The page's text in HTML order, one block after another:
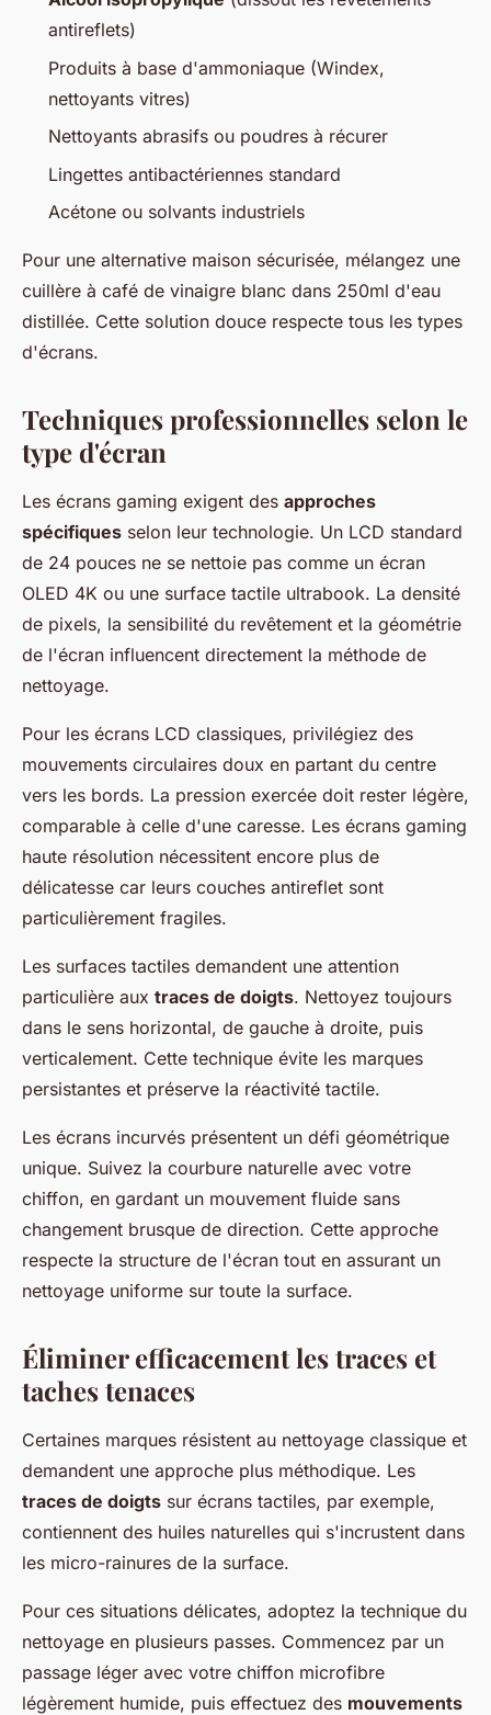
antireflets)
Produits à base d'ammoniaque (Windex,
nettoyants vitres)
Nettoyants abrasifs ou poudres à récurer
Lingettes antibactériennes standard
Acétone ou solvants industriels
Pour une alternative maison sécurisée, mélangez une
cuillère à café de vinaigre blanc dans 250ml d'eau
distillée. Cette solution douce respecte tous les types
d'écrans.
Techniques professionnelles selon le
type d'écran
Les écrans gaming exigent des approches
spécifiques selon leur technologie. Un LCD standard
de 24 pouces ne se nettoie pas comme un écran
OLED 4K ou une surface tactile ultrabook. La densité
de pixels, la sensibilité du revêtement et la géométrie
de l'écran influencent directement la méthode de
nettoyage.
Pour les écrans LCD classiques, privilégiez des
mouvements circulaires doux en partant du centre
vers les bords. La pression exercée doit rester légère,
comparable à celle d'une caresse. Les écrans gaming
haute résolution nécessitent encore plus de
délicatesse car leurs couches antireflet sont
particulièrement fragiles.
Les surfaces tactiles demandent une attention
particulière aux traces de doigts. Nettoyez toujours
dans le sens horizontal, de gauche à droite, puis
verticalement. Cette technique évite les marques
persistantes et préserve la réactivité tactile.
Les écrans incurvés présentent un défi géométrique
unique. Suivez la courbure naturelle avec votre
chiffon, en gardant un mouvement fluide sans
changement brusque de direction. Cette approche
respecte la structure de l'écran tout en assurant un
nettoyage uniforme sur toute la surface.
Éliminer efficacement les traces et
taches tenaces
Certaines marques résistent au nettoyage classique et
demandent une approche plus méthodique. Les
traces de doigts sur écrans tactiles, par exemple,
contiennent des huiles naturelles qui s'incrustent dans
les micro-rainures de la surface.
Pour ces situations délicates, adoptez la technique du
nettoyage en plusieurs passes. Commencez par un
passage léger avec votre chiffon microfibre
légèrement humide, puis effectuez des mouvements